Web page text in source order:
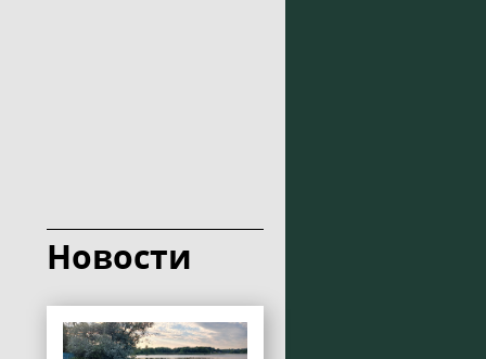
Новости